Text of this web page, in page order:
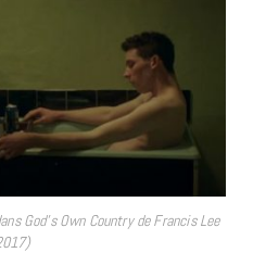
God’s Own Country de Francis Lee